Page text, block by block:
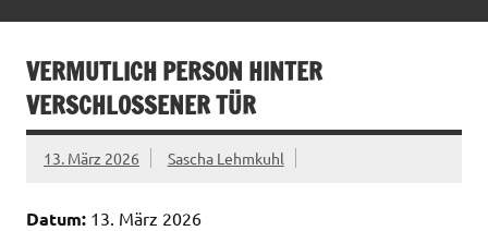
VERMUTLICH PERSON HINTER
VERSCHLOSSENER TÜR
13. März 2026 Sascha Lehmkuhl
Datum: 13. März 2026